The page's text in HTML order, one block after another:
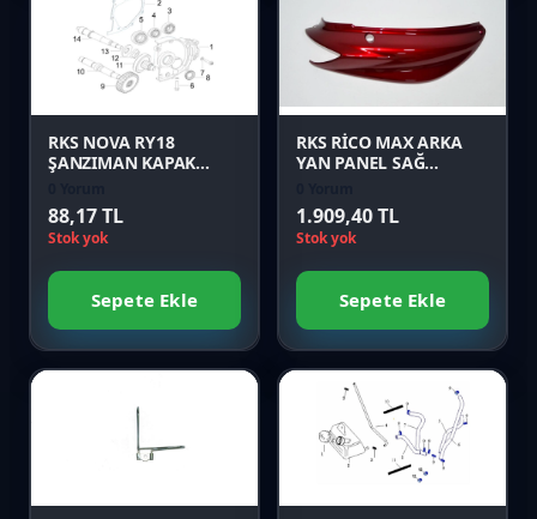
Karşılaştır
Önizle
RKS NOVA RY18
ŞANZIMAN KAPAK
88,17 TL
Stok yok
Sepete Ekle
Karşılaştır
RKS RİCO MAX ARKA
YAN PANEL SAĞ
1.909,40 TL
Stok yok
Sepete Ekle
Favori
Karşılaştır
Favori
Karşılaştır